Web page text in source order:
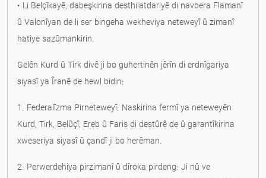
• Li Belçîkayê, dabeşkirina desthilatdariyê di navbera Flamanî
û Valonîyan de li ser bingeha wekheviya neteweyî û zimanî
hatiye sazûmankirin.
Gelên Kurd û Tirk divê ji bo guhertinên jêrîn di erdnîgariya
siyasî ya Îranê de hewl bidin:
1. Federalîzma Pirneteweyî: Naskirina fermî ya neteweyên
Kurd, Tirk, Belûçî, Ereb û Faris di destûrê de û garantîkirina
xweseriya siyasî û çandî ji bo herêman.
2. Perwerdehiya pirzimanî û dîroka pirdeng: Ji nû ve